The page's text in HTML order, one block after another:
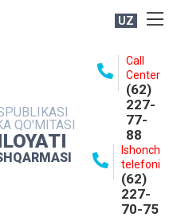
UZ
QO'MITASI
Call
Center
(62)
227-
77-
88
Ishonch
telefoni
(62)
227-
70-75